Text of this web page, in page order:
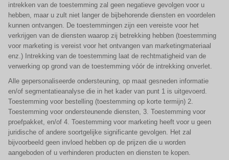
intrekken van de toestemming zal geen negatieve gevolgen voor u
hebben, maar u zult niet langer de bijbehorende diensten en voordelen
kunnen ontvangen. De toestemmingen zijn een vereiste voor het
verkrijgen van de diensten waarop zij betrekking hebben (toestemming
voor marketing is vereist voor het ontvangen van marketingmateriaal
enz.) Intrekking van de toestemming laat de rechtmatigheid van de
verwerking op grond van de toestemming vóór de intrekking onverlet.
Alle gepersonaliseerde ondersteuning, op maat gesneden informatie
en/of segmentatieanalyse die in het kader van punt 1 is uitgevoerd.
Toestemming voor bestelling (toestemming op korte termijn) 2.
Toestemming voor ondersteunende diensten, 3. Toestemming voor
proefpakket, en/of 4. Toestemming voor marketing heeft voor u geen
juridische of andere soortgelijke significante gevolgen. Het zal
bijvoorbeeld geen invloed hebben op de prijzen die u worden
aangeboden of u verhinderen producten en diensten te kopen.